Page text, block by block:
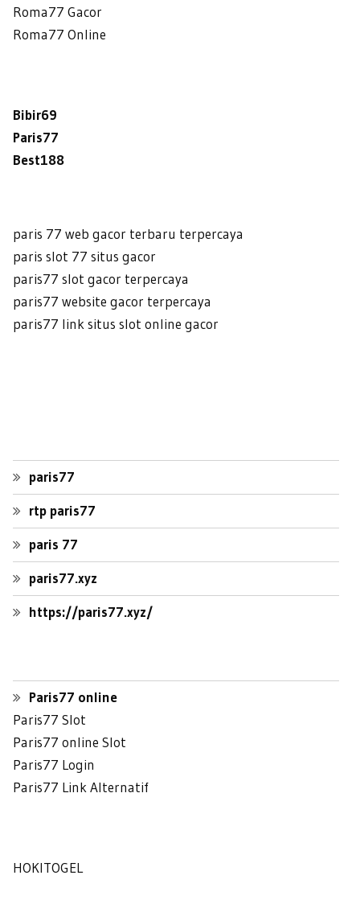
Roma77 Gacor
Roma77 Online
Bibir69
Paris77
Best188
paris 77 web gacor terbaru terpercaya
paris slot 77 situs gacor
paris77 slot gacor terpercaya
paris77 website gacor terpercaya
paris77 link situs slot online gacor
paris77
rtp paris77
paris 77
paris77.xyz
https://paris77.xyz/
Paris77 online
Paris77 Slot
Paris77 online Slot
Paris77 Login
Paris77 Link Alternatif
HOKITOGEL